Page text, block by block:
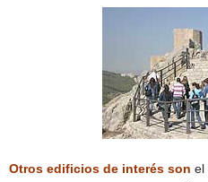
Otros edificios de interés son el